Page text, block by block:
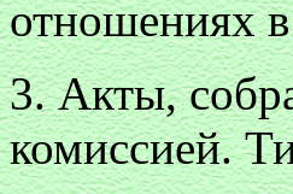
отношениях
3. Акты,
комиссией.